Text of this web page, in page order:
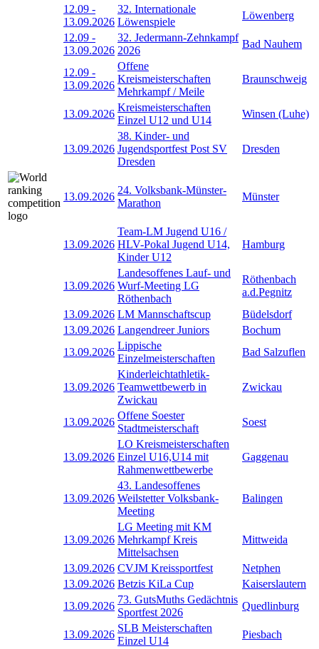
12.09 -
13.09.2026
32. Internationale
Löwenspiele
Löwenberg
12.09 -
13.09.2026
32. Jedermann-Zehnkampf
2026
Bad Nauhem
12.09 -
13.09.2026
Offene
Kreismeisterschaften
Mehrkampf / Meile
Braunschweig
13.09.2026
Kreismeisterschaften
Einzel U12 und U14
Winsen (Luhe)
13.09.2026
38. Kinder- und
Jugendsportfest Post SV
Dresden
Dresden
13.09.2026
24. Volksbank-Münster-
Marathon
Münster
13.09.2026
Team-LM Jugend U16 /
HLV-Pokal Jugend U14,
Kinder U12
Hamburg
13.09.2026
Landesoffenes Lauf- und
Wurf-Meeting LG
Röthenbach
Röthenbach
a.d.Pegnitz
13.09.2026 LM Mannschaftscup
Büdelsdorf
13.09.2026 Langendreer Juniors
Bochum
13.09.2026
Lippische
Einzelmeisterschaften
Bad Salzuflen
13.09.2026
Kinderleichtathletik-
Teamwettbewerb in
Zwickau
Zwickau
13.09.2026
Offene Soester
Stadtmeisterschaft
Soest
13.09.2026
LO Kreismeisterschaften
Einzel U16,U14 mit
Rahmenwettbewerbe
Gaggenau
13.09.2026
43. Landesoffenes
Weilstetter Volksbank-
Meeting
Balingen
13.09.2026
LG Meeting mit KM
Mehrkampf Kreis
Mittelsachsen
Mittweida
13.09.2026 CVJM Kreissportfest
Netphen
13.09.2026 Betzis KiLa Cup
Kaiserslautern
13.09.2026
73. GutsMuths Gedächtnis
Sportfest 2026
Quedlinburg
13.09.2026
SLB Meisterschaften
Einzel U14
Piesbach